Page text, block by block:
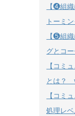
【❹組
トーミ
【❺組
グとコ
【コミ
とは？
【コミ
処理レ